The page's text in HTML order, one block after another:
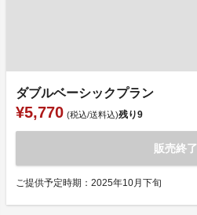
ダブルベーシックプラン
¥5,770 (税込/送料込)残り9
販売終了
ご提供予定時期：2025年10月下旬